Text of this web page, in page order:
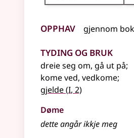
Opphav gjennom
Tyding og bruk
dreie seg om, gå ut på;
kome ved, vedkome;
gjelde(1
I, 2)
Døme
dette angår ikkje meg